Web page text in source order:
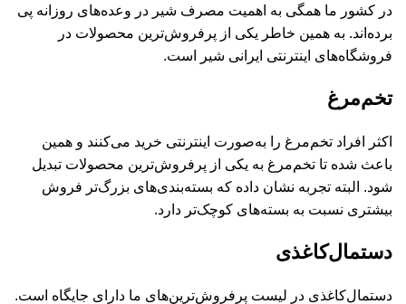
در کشور ما همگی به اهمیت مصرف شیر در وعده‌های روزانه پی
برده‌اند. به همین خاطر یکی از پرفروش‌ترین محصولات در
فروشگاه‌های اینترنتی ایرانی شیر است.
تخم‌مرغ
اکثر افراد تخم‌مرغ را به‌صورت اینترنتی خرید می‌کنند و همین
باعث شده تا تخم‌مرغ به یکی از پرفروش‌ترین محصولات تبدیل
شود. البته تجربه نشان داده که بسته‌بندی‌های بزرگ‌تر فروش
بیشتری نسبت به بسته‌های کوچک‌تر دارد.
دستمال‌کاغذی
دستمال‌کاغذی در لیست پرفروش‌ترین‌های ما دارای جایگاه است.